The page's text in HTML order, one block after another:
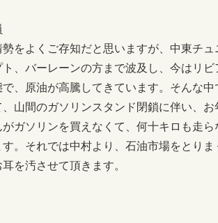
をよくご存知だと思いますが、中東チ
、バーレーンの方まで波及し、今はリ
、原油が高騰してきています。そんな
山間のガソリンスタンド閉鎖に伴い、
ガソリンを買えなくて、何十キロも走
。それでは中村より、石油市場をとり
を汚させて頂きます。